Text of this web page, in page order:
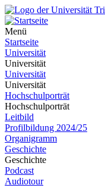
Menü
Startseite
Universität
Universität
Universität
Universität
Hochschulporträt
Hochschulporträt
Leitbild
Profilbildung 2024/25
Organigramm
Geschichte
Geschichte
Podcast
Audiotour